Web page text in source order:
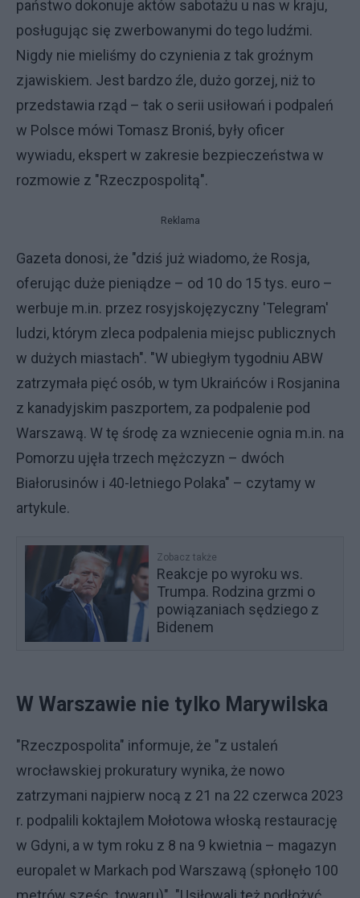
państwo dokonuje aktów sabotażu u nas w kraju,
posługując się zwerbowanymi do tego ludźmi.
Nigdy nie mieliśmy do czynienia z tak groźnym
zjawiskiem. Jest bardzo źle, dużo gorzej, niż to
przedstawia rząd – tak o serii usiłowań i podpaleń
w Polsce mówi Tomasz Broniś, były oficer
wywiadu, ekspert w zakresie bezpieczeństwa w
rozmowie z "Rzeczpospolitą".
Reklama
Gazeta donosi, że "dziś już wiadomo, że Rosja,
oferując duże pieniądze – od 10 do 15 tys. euro –
werbuje m.in. przez rosyjskojęzyczny 'Telegram'
ludzi, którym zleca podpalenia miejsc publicznych
w dużych miastach". "W ubiegłym tygodniu ABW
zatrzymała pięć osób, w tym Ukraińców i Rosjanina
z kanadyjskim paszportem, za podpalenie pod
Warszawą. W tę środę za wzniecenie ognia m.in. na
Pomorzu ujęła trzech mężczyzn – dwóch
Białorusinów i 40-letniego Polaka" – czytamy w
artykule.
Zobacz także
Reakcje po wyroku ws.
Trumpa. Rodzina grzmi o
powiązaniach sędziego z
Bidenem
W Warszawie nie tylko Marywilska
"Rzeczpospolita" informuje, że "z ustaleń
wrocławskiej prokuratury wynika, że nowo
zatrzymani najpierw nocą z 21 na 22 czerwca 2023
r. podpalili koktajlem Mołotowa włoską restaurację
w Gdyni, a w tym roku z 8 na 9 kwietnia – magazyn
europalet w Markach pod Warszawą (spłonęło 100